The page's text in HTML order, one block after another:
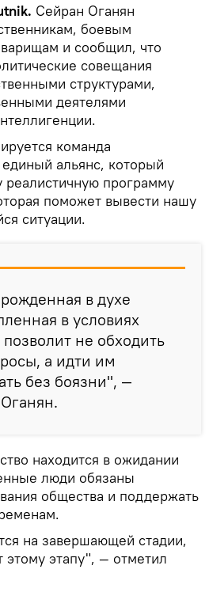
Сейран Оганян
боевым
и сообщил, что
совещания
структурами,
деятелями
команда
альянс, который
реалистичную программу
поможет вывести нашу
ситуации.
в духе
в условиях
не обходить
а идти им
без боязни", —
находится в ожидании
люди обязаны
общества и поддержать
на завершающей стадии,
этому этапу", — отметил